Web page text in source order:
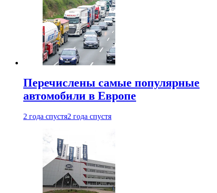
Перечислены самые популярные
автомобили в Европе
2 года спустя2 года спустя